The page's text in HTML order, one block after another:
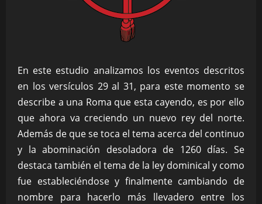
En este estudio analizamos los eventos descritos
en los versículos 29 al 31, para este momento se
describe a una Roma que esta cayendo, es por ello
que ahora va creciendo un nuevo rey del norte.
Además de que se toca el tema acerca del continuo
y la abominación desoladora de 1260 días. Se
destaca también el tema de la ley dominical y como
fue estableciéndose y finalmente cambiando de
nombre para hacerlo más llevadero entre los